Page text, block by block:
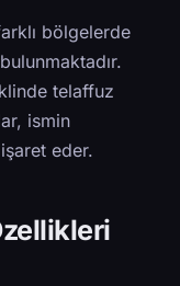
bölgelerde
telaffuz
ismin
eder.